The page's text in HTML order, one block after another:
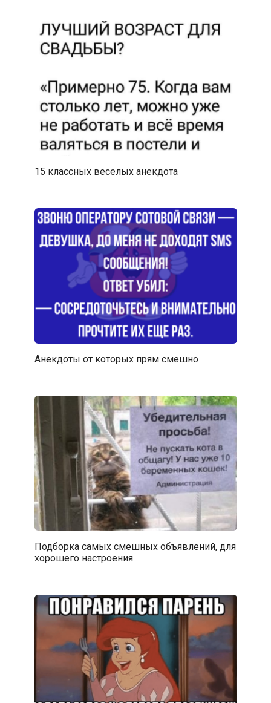
15 классных веселых анекдота
Анекдоты от которых прям смешно
Подборка самых смешных объявлений, для
хорошего настроения